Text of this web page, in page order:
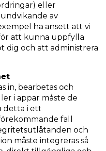
eller
av
ha ansett att vi
att kunna uppfylla
dig och att administrera
in, bearbetas och
i appar måste de
detta i ett
fall
och
måste integreras så